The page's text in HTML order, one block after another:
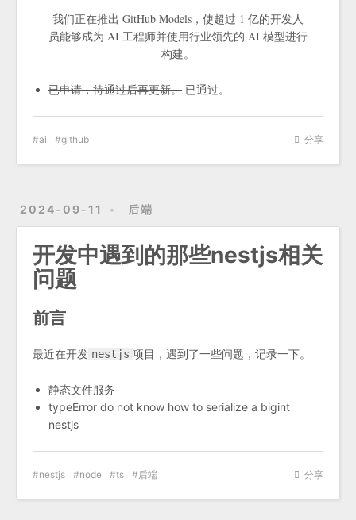
我们正在推出 GitHub Models，使超过 1 亿的开发人
员能够成为 AI 工程师并使用行业领先的 AI 模型进行
构建。
已申请，待通过后再更新。 已通过。
分享
ai github
2024-09-11 后端
开发中遇到的那些nestjs相关
问题
前言
最近在开发 nestjs 项目，遇到了一些问题，记录一下。
静态文件服务
typeError do not know how to serialize a bigint
nestjs
分享
nestjs node ts 后端